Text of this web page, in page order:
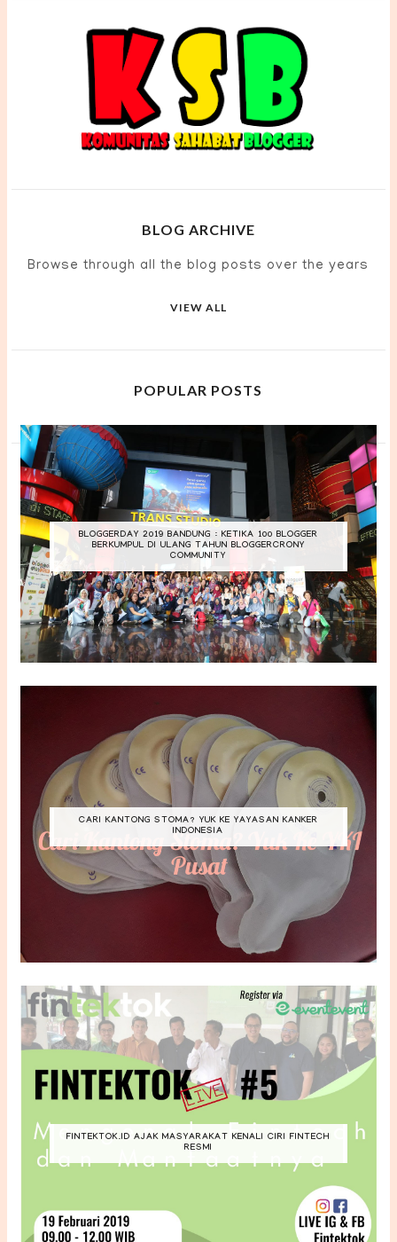
BLOG ARCHIVE
Browse through all the blog posts over the years
VIEW ALL
POPULAR POSTS
BLOGGERDAY 2019 BANDUNG : KETIKA 100 BLOGGER
BERKUMPUL DI ULANG TAHUN BLOGGERCRONY
COMMUNITY
CARI KANTONG STOMA? YUK KE YAYASAN KANKER
INDONESIA
FINTEKTOK.ID AJAK MASYARAKAT KENALI CIRI FINTECH
RESMI